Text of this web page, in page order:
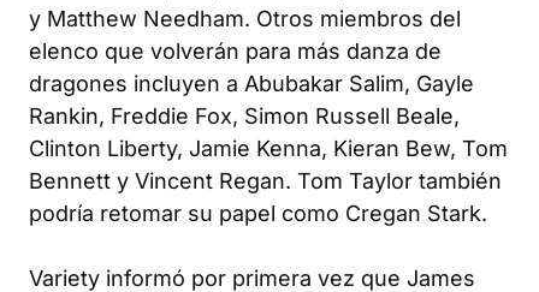
y Matthew Needham. Otros miembros del
elenco que volverán para más danza de
dragones incluyen a Abubakar Salim, Gayle
Rankin, Freddie Fox, Simon Russell Beale,
Clinton Liberty, Jamie Kenna, Kieran Bew, Tom
Bennett y Vincent Regan. Tom Taylor también
podría retomar su papel como Cregan Stark.
Variety informó por primera vez que James